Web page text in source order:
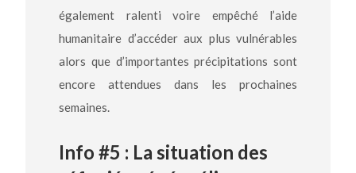
également ralenti voire empêché l’aide
humanitaire d’accéder aux plus vulnérables
alors que d’importantes précipitations sont
encore attendues dans les prochaines
semaines.
Info #5 : La situation des